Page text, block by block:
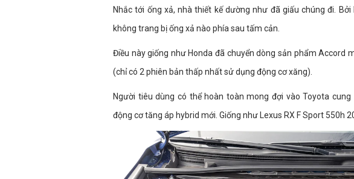
Nhắc tới ống xả, nhà thiết kế dường như đã giấu chúng đi.
không trang bị ống xả nào phía sau tấm cản.
Điều này giống như Honda đã chuyển dòng sản phẩm Accord
(chỉ có 2 phiên bản thấp nhất sử dụng động cơ xăng).
Người tiêu dùng có thể hoàn toàn mong đợi vào Toyota
động cơ tăng áp hybrid mới. Giống như Lexus RX F Sport 550h